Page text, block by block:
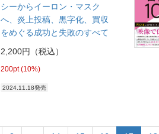
シーからイーロン・マスク
へ、炎上投稿、黒字化、買収
をめぐる成功と失敗のすべて
2,200円（税込）
200pt (10%)
2024.11.18発売